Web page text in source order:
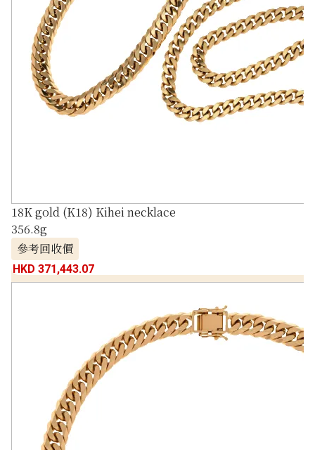
18K gold (K18) Kihei necklace
356.8g
參考回收價
HKD 371,443.07